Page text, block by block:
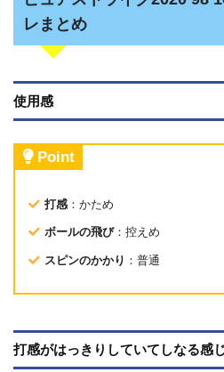
レまとめ
使用感
Point
打感：かため
ボールの飛び：控えめ
スピンのかかり ：普通
打感がはっきりしていてしなる感